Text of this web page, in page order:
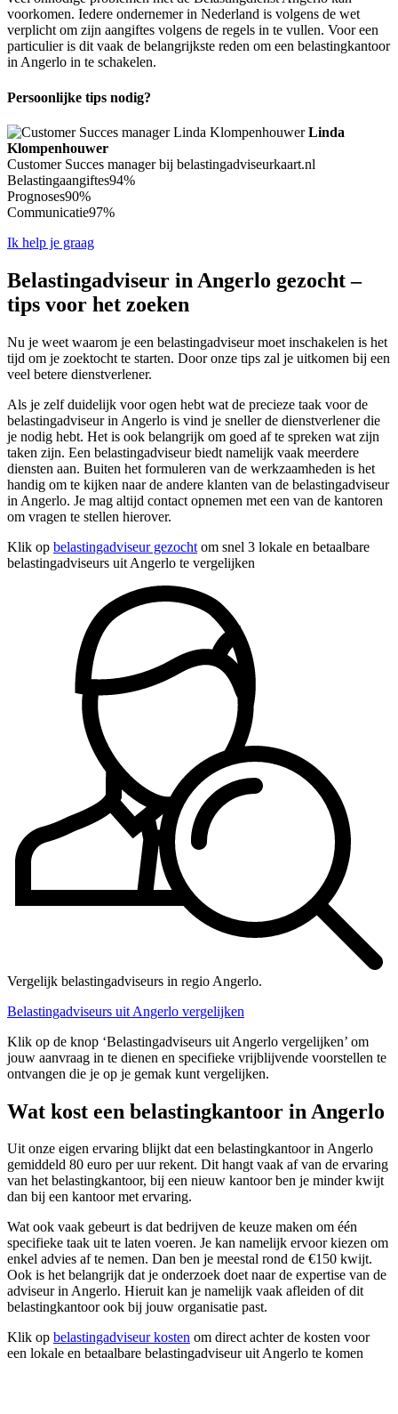
voorkomen. Iedere ondernemer in Nederland is volgens de wet
verplicht om zijn aangiftes volgens de regels in te vullen. Voor een
particulier is dit vaak de belangrijkste reden om een belastingkantoor
in Angerlo in te schakelen.
Persoonlijke tips nodig?
Linda
Klompenhouwer
Customer Succes manager bij belastingadviseurkaart.nl
Belastingaangiftes94%
Prognoses90%
Communicatie97%
Ik help je graag
Belastingadviseur in Angerlo gezocht –
tips voor het zoeken
Nu je weet waarom je een belastingadviseur moet inschakelen is het
tijd om je zoektocht te starten. Door onze tips zal je uitkomen bij een
veel betere dienstverlener.
Als je zelf duidelijk voor ogen hebt wat de precieze taak voor de
belastingadviseur in Angerlo is vind je sneller de dienstverlener die
je nodig hebt. Het is ook belangrijk om goed af te spreken wat zijn
taken zijn. Een belastingadviseur biedt namelijk vaak meerdere
diensten aan. Buiten het formuleren van de werkzaamheden is het
handig om te kijken naar de andere klanten van de belastingadviseur
in Angerlo. Je mag altijd contact opnemen met een van de kantoren
om vragen te stellen hierover.
Klik op belastingadviseur gezocht om snel 3 lokale en betaalbare
belastingadviseurs uit Angerlo te vergelijken
Vergelijk belastingadviseurs in regio Angerlo.
Belastingadviseurs uit Angerlo vergelijken
Klik op de knop ‘Belastingadviseurs uit Angerlo vergelijken’ om
jouw aanvraag in te dienen en specifieke vrijblijvende voorstellen te
ontvangen die je op je gemak kunt vergelijken.
Wat kost een belastingkantoor in Angerlo
Uit onze eigen ervaring blijkt dat een belastingkantoor in Angerlo
gemiddeld 80 euro per uur rekent. Dit hangt vaak af van de ervaring
van het belastingkantoor, bij een nieuw kantoor ben je minder kwijt
dan bij een kantoor met ervaring.
Wat ook vaak gebeurt is dat bedrijven de keuze maken om één
specifieke taak uit te laten voeren. Je kan namelijk ervoor kiezen om
enkel advies af te nemen. Dan ben je meestal rond de €150 kwijt.
Ook is het belangrijk dat je onderzoek doet naar de expertise van de
adviseur in Angerlo. Hieruit kan je namelijk vaak afleiden of dit
belastingkantoor ook bij jouw organisatie past.
Klik op belastingadviseur kosten om direct achter de kosten voor
een lokale en betaalbare belastingadviseur uit Angerlo te komen